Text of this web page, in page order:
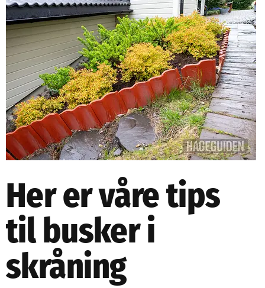
NETTBUTIKK
NYHETSBREV
KURS
HAGETIPS
REISETIPS
OM OSS
SPØRSMÅL OG SVAR
Her er våre tips
til busker i
skråning